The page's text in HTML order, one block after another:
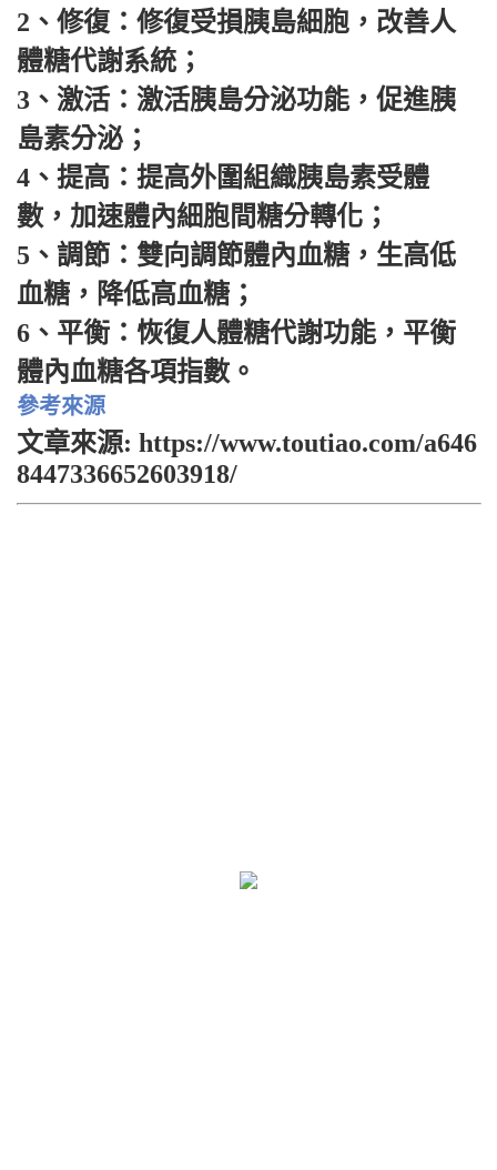
2、修復：修復受損胰島細胞，改善人
體糖代謝系統；
3、激活：激活胰島分泌功能，促進胰
島素分泌；
4、提高：提高外圍組織胰島素受體
數，加速體內細胞間糖分轉化；
5、調節：雙向調節體內血糖，生高低
血糖，降低高血糖；
6、平衡：恢復人體糖代謝功能，平衡
體內血糖各項指數。
參考來源
文章來源: https://www.toutiao.com/a646
8447336652603918/